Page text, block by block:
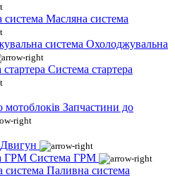
Масляна система
Охолоджувальна
Система стартера
Запчастини до
Двигун
Система ГРМ
Паливна система